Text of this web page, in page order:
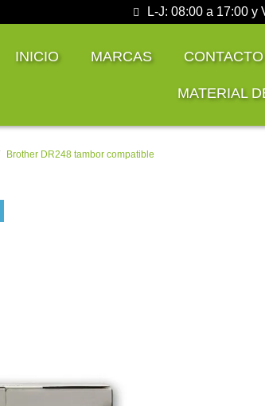
L-J: 08:00 a 17:00 y
INICIO MARCAS CONTACTO
MATERIAL
Brother DR248 tambor compatible